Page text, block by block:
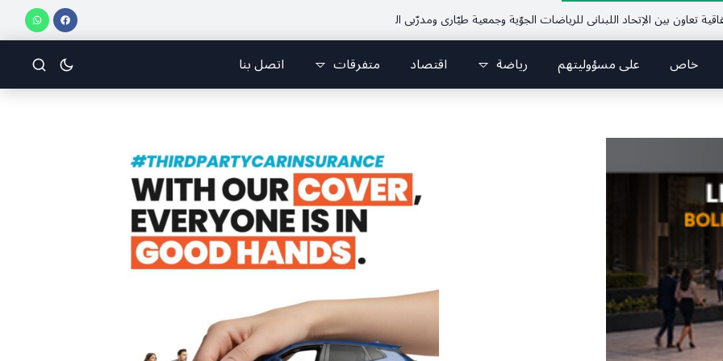
بين الإتحاد اللبناني للرياضات الجوّية وجمعية طيّاري ومدرّبي الطيران الشراعي
خاص على مسؤوليتهم رياضة اقتصاد متفرقات اتصل بنا